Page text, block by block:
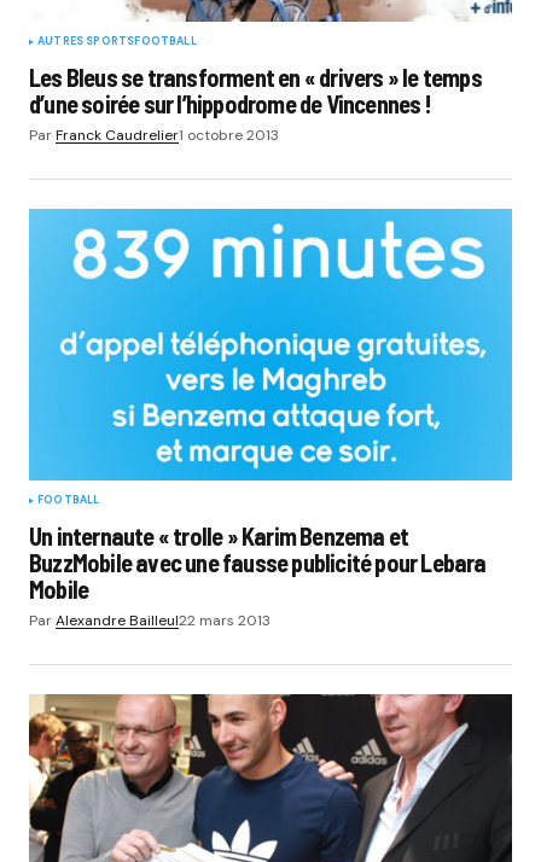
AUTRES SPORTSFOOTBALL
Les Bleus se transforment en « drivers » le temps
d’une soirée sur l’hippodrome de Vincennes !
ParFranck Caudrelier1 octobre 2013
FOOTBALL
Un internaute « trolle » Karim Benzema et
BuzzMobile avec une fausse publicité pour Lebara
Mobile
ParAlexandre Bailleul22 mars 2013